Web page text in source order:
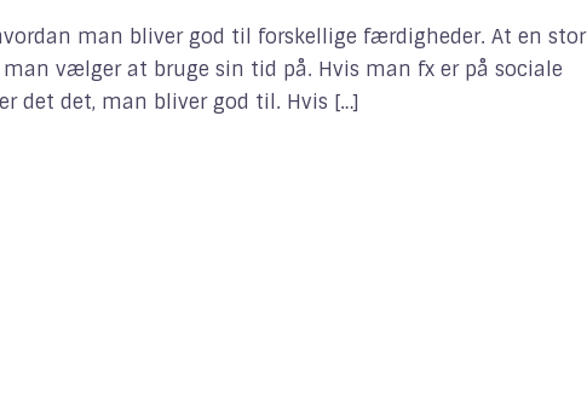
man bliver god til forskellige færdigheder. At en stor
vælger at bruge sin tid på. Hvis man fx er på sociale
det det, man bliver god til. Hvis […]